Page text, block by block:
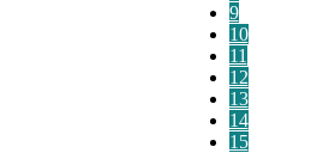
9
10
11
12
13
14
15